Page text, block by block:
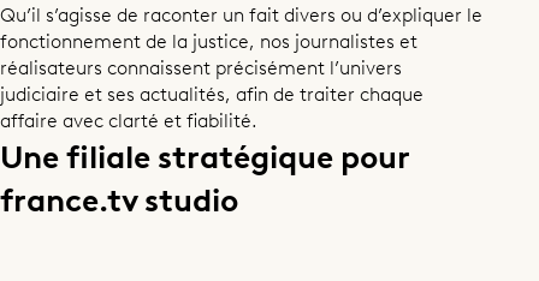
Qu’il s’agisse de raconter un fait divers ou d’expliquer le
fonctionnement de la justice, nos journalistes et
réalisateurs connaissent précisément l’univers
judiciaire et ses actualités, afin de traiter chaque
affaire avec clarté et fiabilité.
Une filiale stratégique pour
france.tv studio